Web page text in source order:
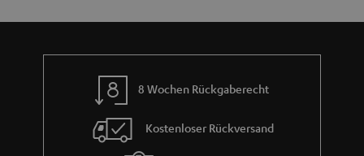
i
e
a
h
m
n
8 Wochen Rückgaberecht
Kostenloser Rückversand